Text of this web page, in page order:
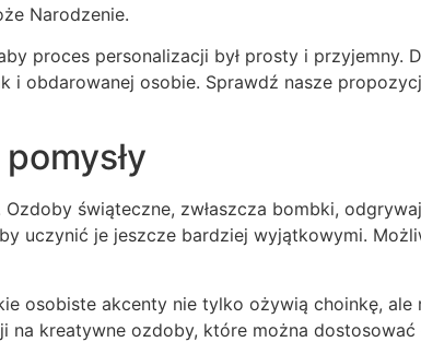
Narodzenie.
proces personalizacji był prosty i przyjemny.
i obdarowanej osobie. Sprawdź nasze
świąteczne, zwłaszcza bombki,
uczynić je jeszcze bardziej wyjątkowymi.
osobiste akcenty nie tylko ożywią choinkę, ale
na kreatywne ozdoby, które można dostosować